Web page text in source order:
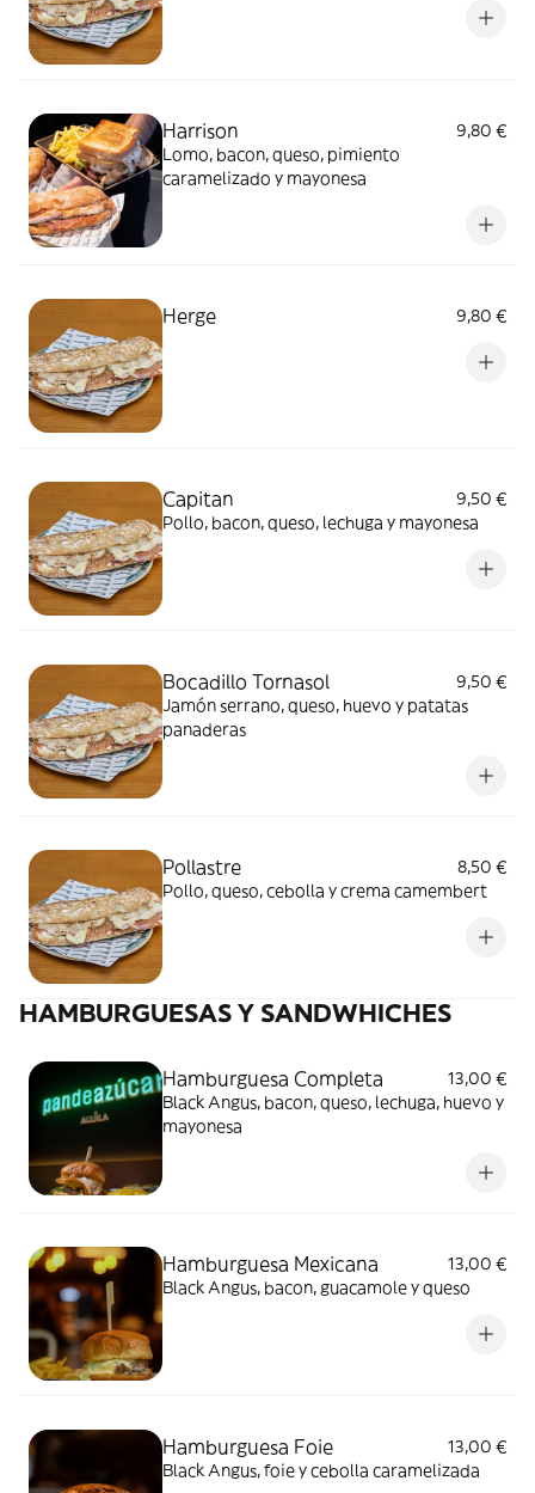
Harrison
9,80 €
Lomo, bacon, queso, pimiento
caramelizado y mayonesa
Herge 9,80 €
Capitan
9,50 €
Pollo, bacon, queso, lechuga y mayonesa
Bocadillo Tornasol
9,50 €
Jamón serrano, queso, huevo y patatas
panaderas
Pollastre
8,50 €
Pollo, queso, cebolla y crema camembert
HAMBURGUESAS Y SANDWHICHES
Hamburguesa Completa
13,00 €
Black Angus, bacon, queso, lechuga, huevo y
mayonesa
Hamburguesa Mexicana
13,00 €
Black Angus, bacon, guacamole y queso
Hamburguesa Foie
13,00 €
Black Angus, foie y cebolla caramelizada